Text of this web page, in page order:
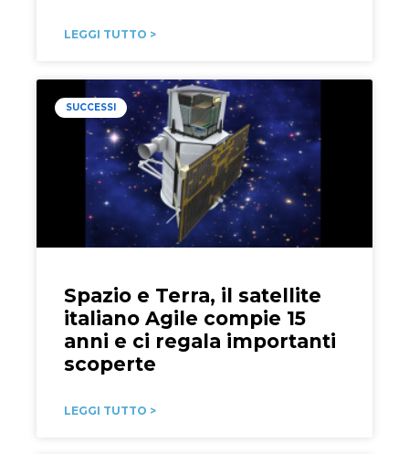
LEGGI TUTTO >
SUCCESSI
Spazio e Terra, il satellite
italiano Agile compie 15
anni e ci regala importanti
scoperte
LEGGI TUTTO >